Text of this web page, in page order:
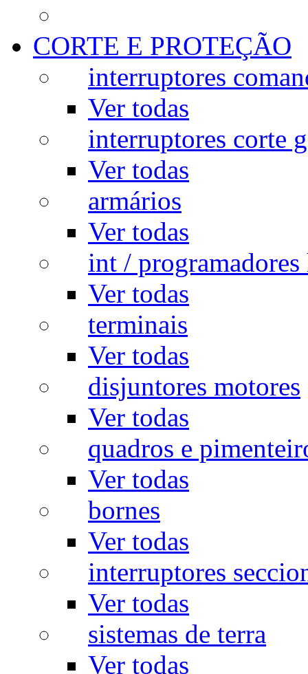
CORTE E PROTEÇÃO
interruptores
Ver todas
interruptores corte
Ver todas
armários
Ver todas
int / programadores
Ver todas
terminais
Ver todas
disjuntores motores
Ver todas
quadros e
Ver todas
bornes
Ver todas
interruptores
Ver todas
sistemas de terra
Ver todas